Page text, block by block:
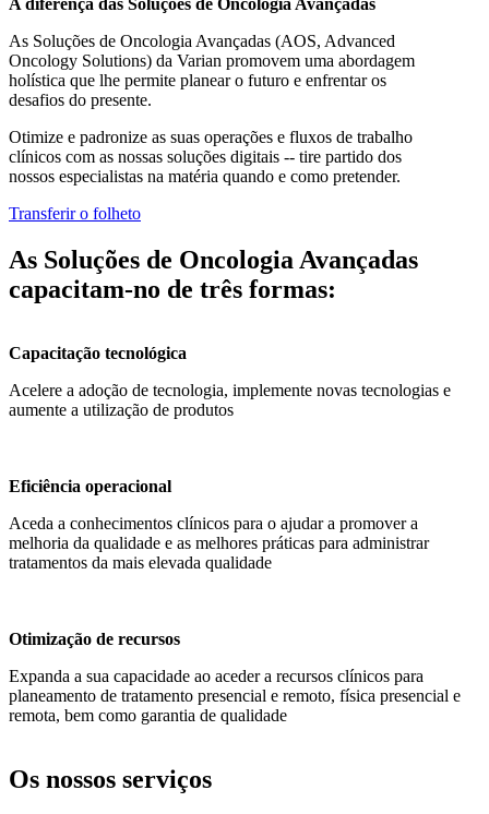
As Soluções de Oncologia Avançadas (AOS, Advanced
Oncology Solutions) da Varian promovem uma abordagem
holística que lhe permite planear o futuro e enfrentar os
desafios do presente.
Otimize e padronize as suas operações e fluxos de trabalho
clínicos com as nossas soluções digitais -- tire partido dos
nossos especialistas na matéria quando e como pretender.
Transferir o folheto
As Soluções de Oncologia Avançadas
capacitam-no de três formas:
Capacitação tecnológica
Acelere a adoção de tecnologia, implemente novas tecnologias e
aumente a utilização de produtos
Eficiência operacional
Aceda a conhecimentos clínicos para o ajudar a promover a
melhoria da qualidade e as melhores práticas para administrar
tratamentos da mais elevada qualidade
Otimização de recursos
Expanda a sua capacidade ao aceder a recursos clínicos para
planeamento de tratamento presencial e remoto, física presencial e
remota, bem como garantia de qualidade
Os nossos serviços